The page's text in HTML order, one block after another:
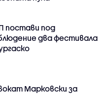
постави под
два фестивала
Марковски за